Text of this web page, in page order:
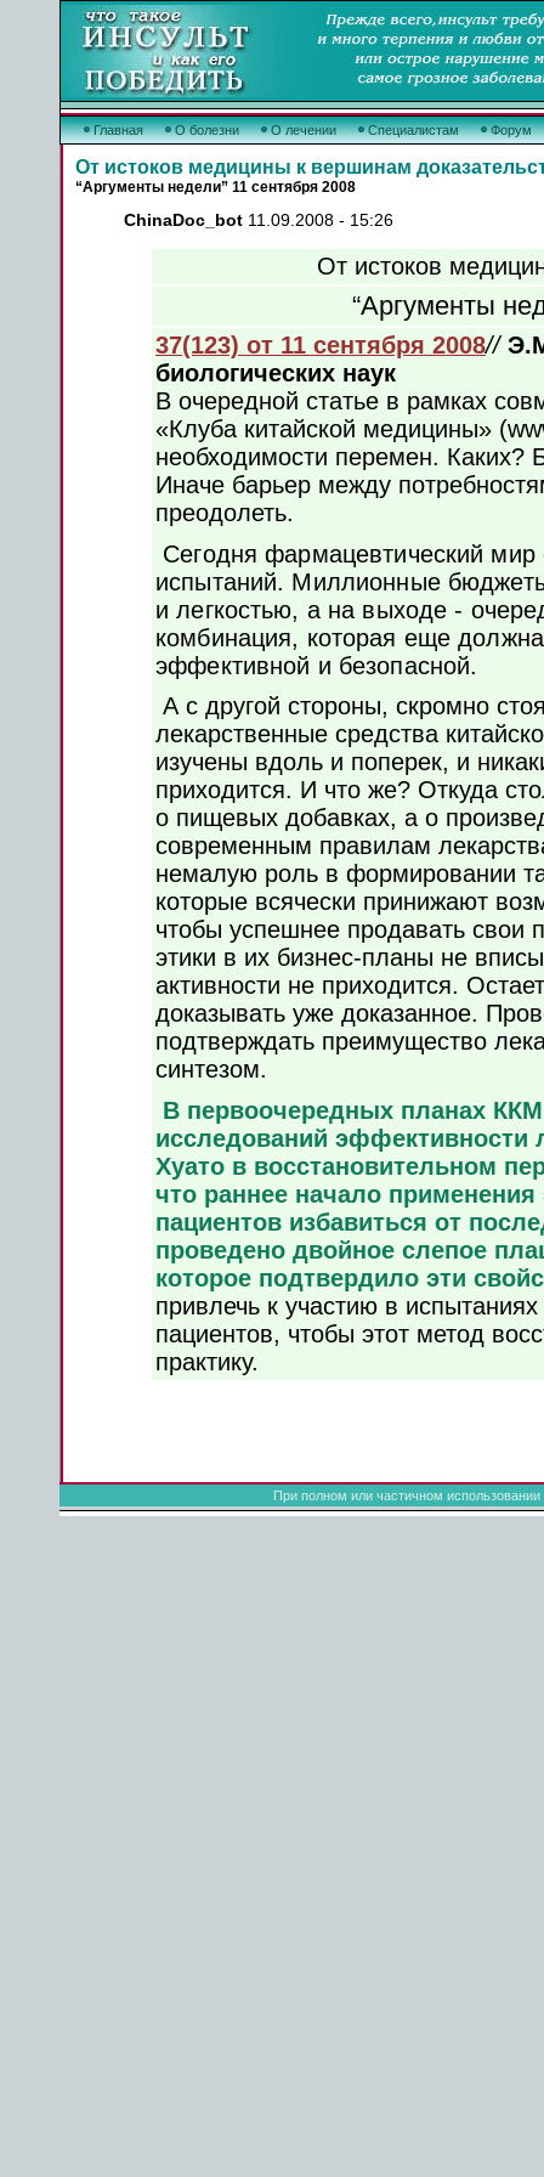
Главная О болезни О лечении Специалистам Форум
От истоков медицины к вершинам
“Аргументы недели” 11 сентября 2008
ChinaDoc_bot 11.09.2008 - 15:26
От истоков
“Аргументы
37(123) от 11 сентября 2008//
биологических наук
В очередной статье в рамках
«Клуба китайской медицины»
необходимости перемен. Каких?
Иначе барьер между
преодолеть.
Сегодня фармацевтический мир
испытаний. Миллионные
и легкостью, а на выходе -
комбинация, которая еще
эффективной и безопасной.
А с другой стороны, скромно
лекарственные средства
изучены вдоль и поперек, и
приходится. И что же? Откуда
о пищевых добавках, а о
современным правилам
немалую роль в формировании
которые всячески принижают
чтобы успешнее продавать свои
этики в их бизнес-­планы не
активности не приходится.
доказывать уже доказанное.
подтверждать преимущество
синтезом.
В первоочередных планах
исследований эффективности
Хуато в восстановительном
что раннее начало
пациентов избавиться от
проведено двойное слепое
которое подтвердило эти
привлечь к участию в
пациентов, чтобы этот метод
практику.
При полном или частичном